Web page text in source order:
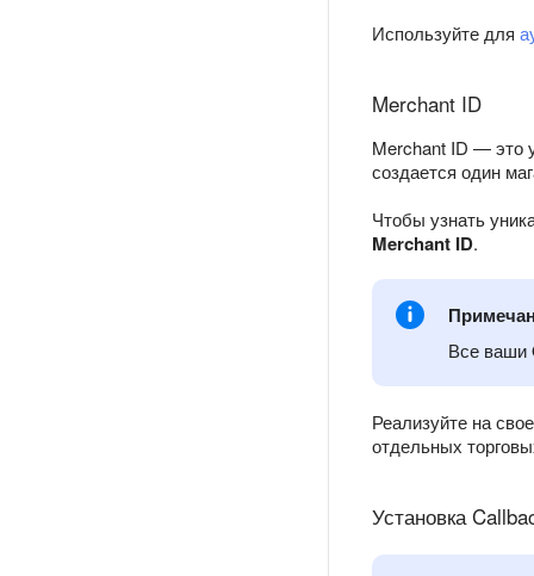
Используйте для
Merchant ID
Merchant ID — это
создается один
Чтобы узнать
Merchant ID.
Все ваши
Реализуйте на
отдельных
Установка